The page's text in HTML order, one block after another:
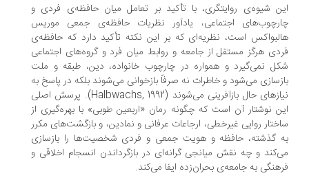
شیوه‌ی روایتگری، با تأکید بر تعامل میان حافظه‌ی فردی و
اجتماعی، یادآور نظریات حافظه‌ی جمعی موریس
است، نظریه‌ای که بر این نکته تأکید دارد که حافظه‌ی
هرگز مستقل از جامعه و روابط میان فرد و گروه‌های اجتماعی
نمی‌گیرد و همواره در چارچوب خانواده، دین، طبقه و ملت
می‌شود و خاطرات نه صرفاً بازخوانی می‌شوند بلکه در پاسخ به
نیازهای حال بازآفرینی می‌شوند (Halbwachs, 1992). پرسش اصلی
نوشتار آن است که چگونه رمان «اربعین طوبی» با بهره‌گیری از
روایی غیرخطی، ارجاعات عرفانی و نمادین، و بازگشت‌های مکرر
گذشته، حافظه و هویت جمعی و فردی شخصیت‌ها را بازسازی
و چه نقش میانجی گرانه‌ای در بازگرداندن انسجام اخلاقی و
به جامعه‌ی بحران‌زده ایفا می‌کند.